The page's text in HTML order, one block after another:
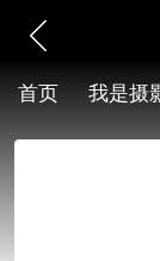
首页 我是摄